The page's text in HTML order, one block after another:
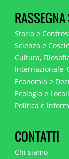
Storia e
Scienza e
Cultura,
Internazionale,
Economia e
Ecologia e
Politica e
CONTATTI
Chi siamo